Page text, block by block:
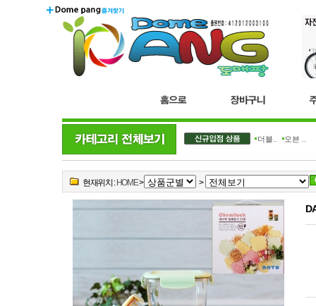
더블.. 오븐 ..
현재위치 : HOME> >